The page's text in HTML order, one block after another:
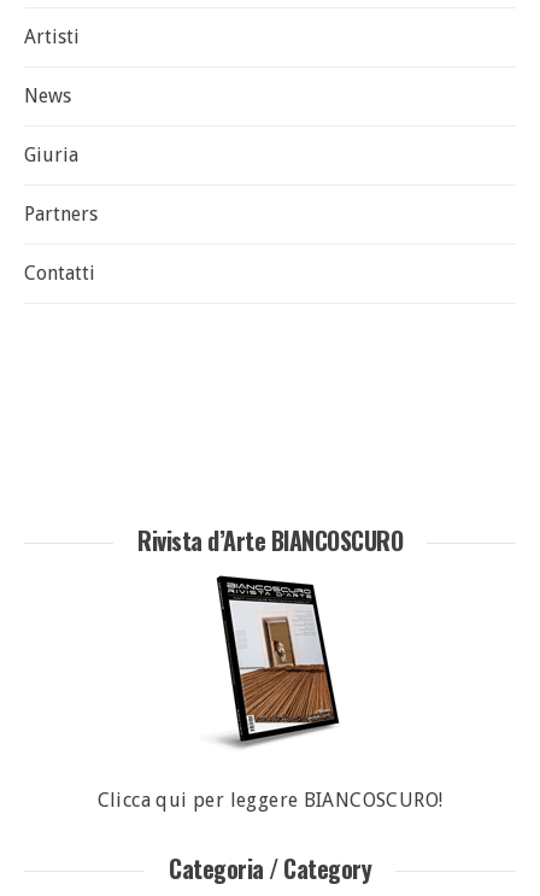
Artisti
News
Giuria
Partners
Contatti
Rivista d’Arte BIANCOSCURO
Clicca qui per leggere BIANCOSCURO!
Categoria / Category